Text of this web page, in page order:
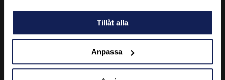
Tillåt alla
Anpassa
Hyllie Boulevard 69